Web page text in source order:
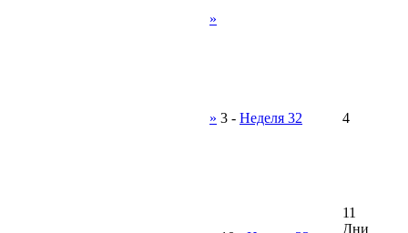
»
» 3 - Неделя 32 4
11
Дни